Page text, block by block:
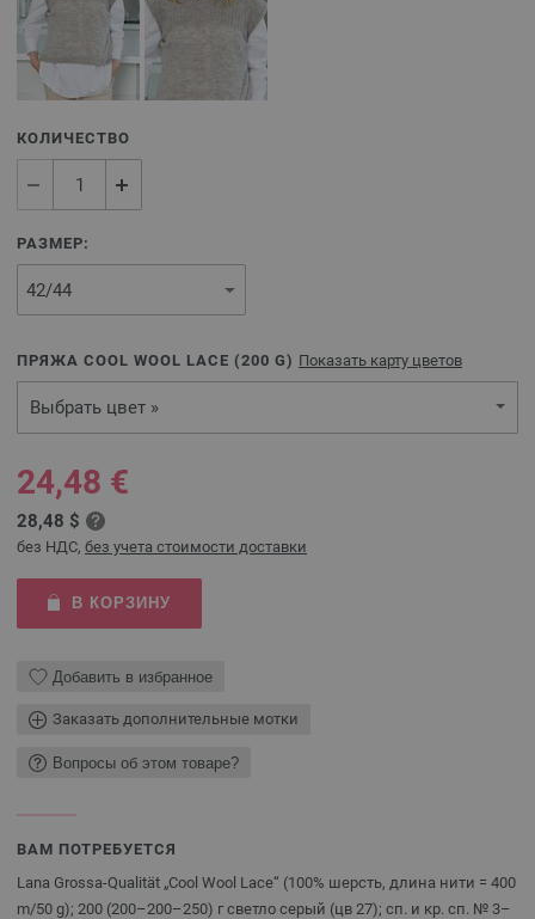
КОЛИЧЕСТВО
РАЗМЕР:
ПРЯЖА COOL WOOL LACE (200 G) Показать карту цветов
Выбрать цвет »
24,48 €
28,48 $
без НДС, без учета стоимости доставки
В КОРЗИНУ
Добавить в избранное
Заказать дополнительные мотки
Вопросы об этом товаре?
ВАМ ПОТРЕБУЕТСЯ
Lana Grossa-Qualität „Cool Wool Lace“ (100% шерсть, длина нити = 400
m/50 g); 200 (200–200–250) г светло серый (цв 27); сп. и кр. сп. № 3–